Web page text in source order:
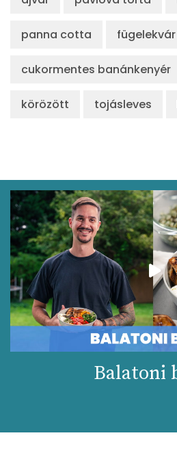
panna cotta fügelekvár
cukormentes banánkenyér
körözött tojásleves
Balatoni